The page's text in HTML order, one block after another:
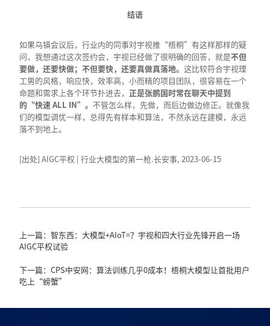
结语
如果乌镇会议后，行业内的同事对宇视推“梧桐”有这样那样的疑
问，我想通过这次签约会，宇视已经做了很明确的回答，就是不但
要做，还要快做；不但要快，还要真做真落地。这比较符合宇视理
工男的风格，响应快，效率高，小而精的项目团队，很容易在一个
命题和需求上各个环节扑进去， 正是张鹏国时常在聊天中提到
的“快速ALL IN”。不管怎么样，先做，而后边做边修正。就像我
们的模型调优一样，总得先有样本和算法，不然永远在建模，永远
落不到地上。
[出处] AIGC平权 | 行业大模型的第一枪.长安事, 2023-06-15
上一篇：智东西：大模型+AIoT=？宇视和四大行业先锋开启一场
AIGC平权试验
下一篇：CPS中安网：算法训练几乎0成本！梧桐大模型让首批用户
吃上“螃蟹”